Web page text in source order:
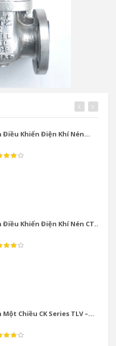
Điều Khiển Điện Khí Nén...
Điều Khiển Điện Khí Nén CT...
Một Chiều CK Series TLV –...